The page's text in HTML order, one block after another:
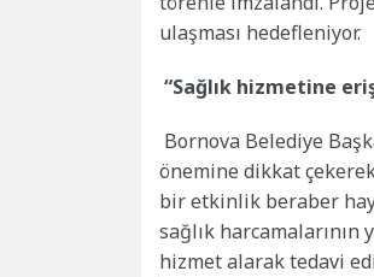
ulaşması hedefleniyor.
“Sağlık hizmetine
Bornova Belediye
önemine dikkat
bir etkinlik beraber
sağlık
hizmet alarak tedavi